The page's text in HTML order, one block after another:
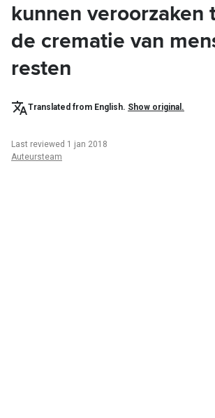
kunnen veroorzaken
de crematie van
resten
Translated from English. Show original.
Last reviewed 1 jan 2018
Auteursteam